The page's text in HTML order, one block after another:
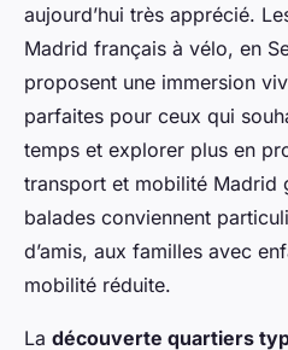
aujourd’hui très apprécié.
Madrid français à vélo, en
proposent une immersion
parfaites pour ceux qui
temps et explorer plus en
transport et mobilité Madrid
balades conviennent
d’amis, aux familles avec
mobilité réduite.
La découverte quartiers